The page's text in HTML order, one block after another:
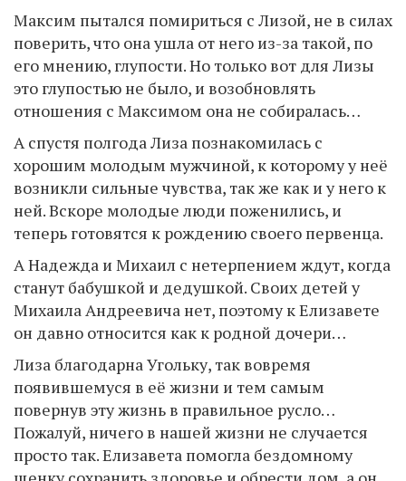
Максим пытался помириться с Лизой, не в силах
поверить, что она ушла от него из-за такой, по
его мнению, глупости. Но только вот для Лизы
это глупостью не было, и возобновлять
отношения с Максимом она не собиралась…
А спустя полгода Лиза познакомилась с
хорошим молодым мужчиной, к которому у неё
возникли сильные чувства, так же как и у него к
ней. Вскоре молодые люди поженились, и
теперь готовятся к рождению своего первенца.
А Надежда и Михаил с нетерпением ждут, когда
станут бабушкой и дедушкой. Своих детей у
Михаила Андреевича нет, поэтому к Елизавете
он давно относится как к родной дочери…
Лиза благодарна Угольку, так вовремя
появившемуся в её жизни и тем самым
повернув эту жизнь в правильное русло…
Пожалуй, ничего в нашей жизни не случается
просто так. Елизавета помогла бездомному